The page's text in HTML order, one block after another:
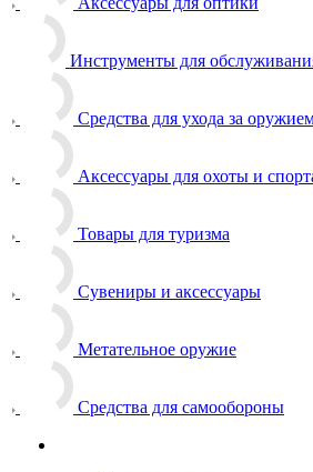
Инструменты для
Средства для ухода за
Аксессуары для охоты и
Товары для туризма
Сувениры и аксессуары
Метательное оружие
Средства для самообороны